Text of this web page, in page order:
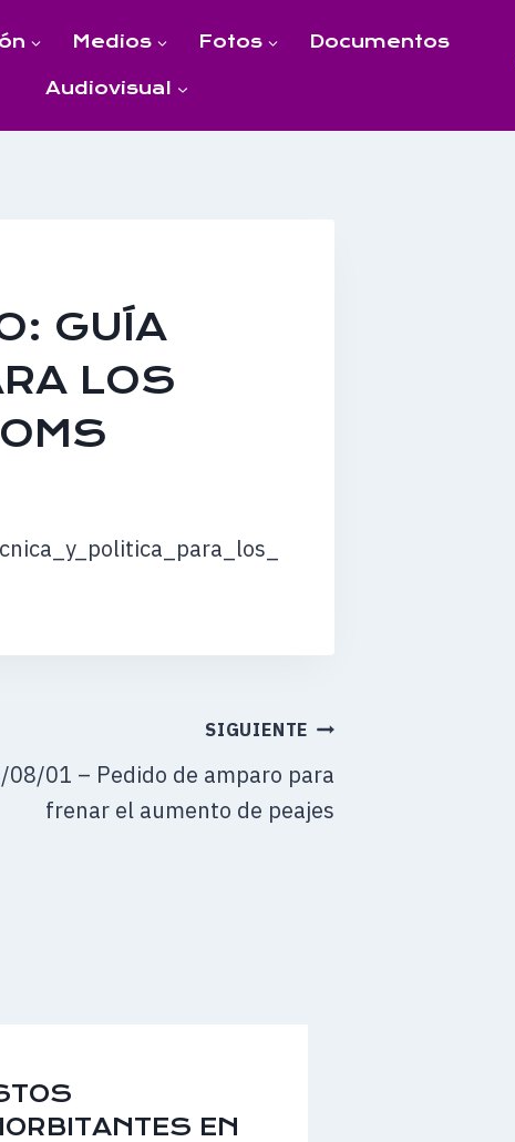
Medios Fotos Documentos
Audiovisual
GUÍA
LOS
SIGUIENTE
08/01 – Pedido de amparo para
frenar el aumento de peajes
EN